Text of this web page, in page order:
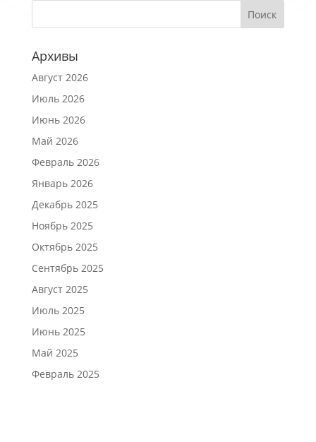
Архивы
Август 2026
Июль 2026
Июнь 2026
Май 2026
Февраль 2026
Январь 2026
Декабрь 2025
Ноябрь 2025
Октябрь 2025
Сентябрь 2025
Август 2025
Июль 2025
Июнь 2025
Май 2025
Февраль 2025